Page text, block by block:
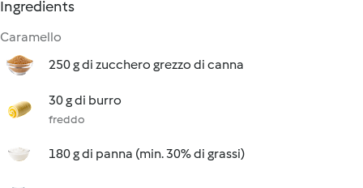
Ingredients
Caramello
250 g di zucchero grezzo di canna
30 g di burro
freddo
180 g di panna (min. 30% di grassi)